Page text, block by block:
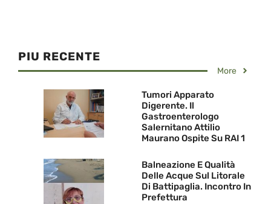
PIU RECENTE
More
Tumori Apparato
Digerente. Il
Gastroenterologo
Salernitano Attilio
Maurano Ospite Su RAI 1
Balneazione E Qualità
Delle Acque Sul Litorale
Di Battipaglia. Incontro In
Prefettura